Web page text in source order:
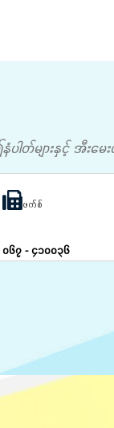
ါတ်များနှင့် အီးမေ
ဖက်စ်
၀၆၇ - ၄၁၀၀၃၆